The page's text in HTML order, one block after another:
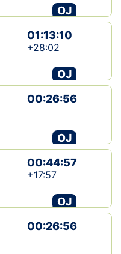
OJ
01:13:10
+28:02
OJ
00:26:56
OJ
00:44:57
+17:57
OJ
00:26:56